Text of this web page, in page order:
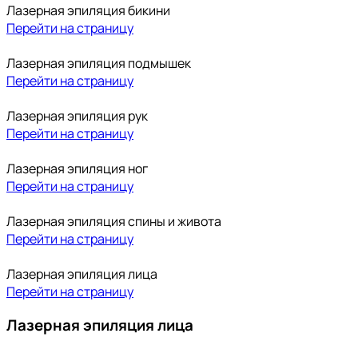
Лазерная эпиляция бикини
Перейти на страницу
Лазерная эпиляция подмышек
Перейти на страницу
Лазерная эпиляция рук
Перейти на страницу
Лазерная эпиляция ног
Перейти на страницу
Лазерная эпиляция спины и живота
Перейти на страницу
Лазерная эпиляция лица
Перейти на страницу
Лазерная эпиляция лица